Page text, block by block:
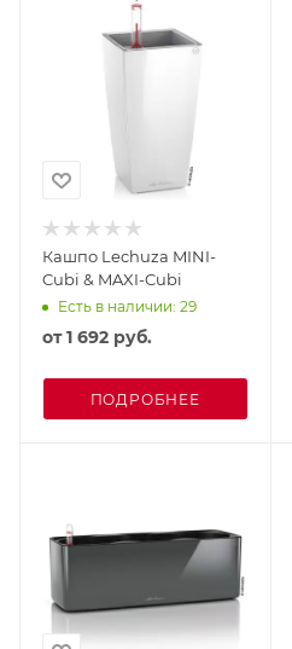
Кашпо Lechuza MINI-
Cubi & MAXI-Cubi
Есть в наличии: 29
от1 692 руб.
ПОДРОБНЕЕ